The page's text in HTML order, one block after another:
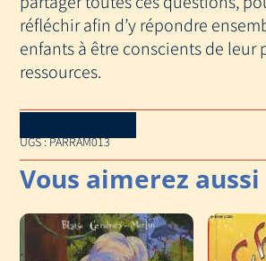
réfléchir afin d’y répondre
enfants à être conscients de leur
ressources.
UGS :PARRAM013